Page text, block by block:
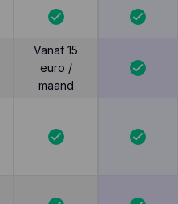
Vanaf 15
euro /
maand